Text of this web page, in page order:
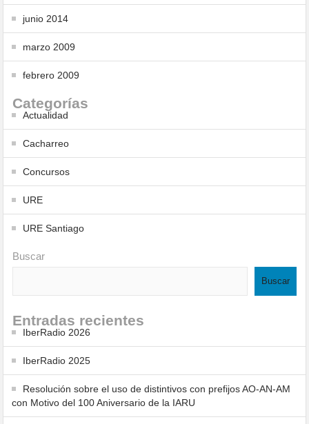
junio 2014
marzo 2009
febrero 2009
Categorías
Actualidad
Cacharreo
Concursos
URE
URE Santiago
Buscar
Buscar
Entradas recientes
IberRadio 2026
IberRadio 2025
Resolución sobre el uso de distintivos con prefijos AO-AN-AM
con Motivo del 100 Aniversario de la IARU